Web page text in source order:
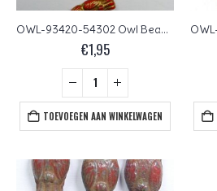
OWL-93420-54302 Owl Bead Opaque Red Gold Patina 12 Pc.
€1,95
TOEVOEGEN AAN WINKELWAGEN